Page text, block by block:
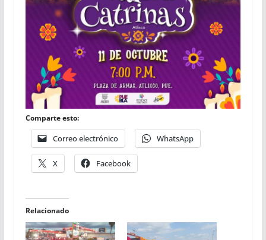
Comparte esto:
Correo electrónico WhatsApp
X Facebook
Relacionado